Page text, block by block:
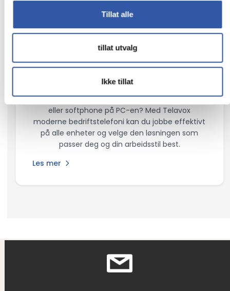
Tillat alle
tillat utvalg
Ikke tillat
Telavox Fasttelefon og
softphone
Vil du ha kontroll over telefonien via fasttelefon
eller softphone på PC-en? Med Telavox
moderne bedriftstelefoni kan du jobbe effektivt
på alle enheter og velge den løsningen som
passer deg og din arbeidsstil best.
Les mer